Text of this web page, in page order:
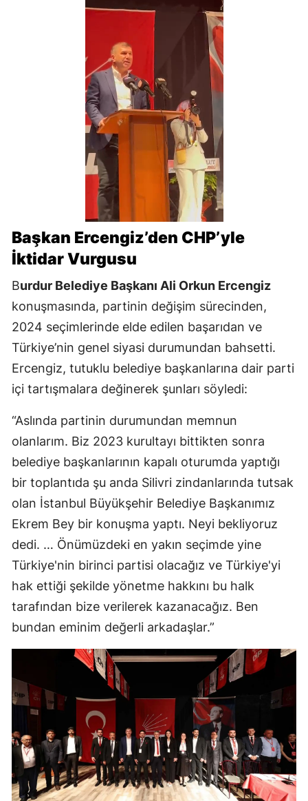
Başkan Ercengiz’den CHP’yle
İktidar Vurgusu
Burdur Belediye Başkanı Ali Orkun Ercengiz
konuşmasında, partinin değişim sürecinden,
2024 seçimlerinde elde edilen başarıdan ve
Türkiye’nin genel siyasi durumundan bahsetti.
Ercengiz, tutuklu belediye başkanlarına dair parti
içi tartışmalara değinerek şunları söyledi:
“Aslında partinin durumundan memnun
olanlarım. Biz 2023 kurultayı bittikten sonra
belediye başkanlarının kapalı oturumda yaptığı
bir toplantıda şu anda Silivri zindanlarında tutsak
olan İstanbul Büyükşehir Belediye Başkanımız
Ekrem Bey bir konuşma yaptı. Neyi bekliyoruz
dedi. … Önümüzdeki en yakın seçimde yine
Türkiye'nin birinci partisi olacağız ve Türkiye'yi
hak ettiği şekilde yönetme hakkını bu halk
tarafından bize verilerek kazanacağız. Ben
bundan eminim değerli arkadaşlar.”